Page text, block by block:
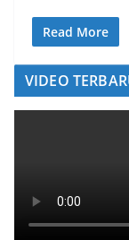
Read More
VIDEO